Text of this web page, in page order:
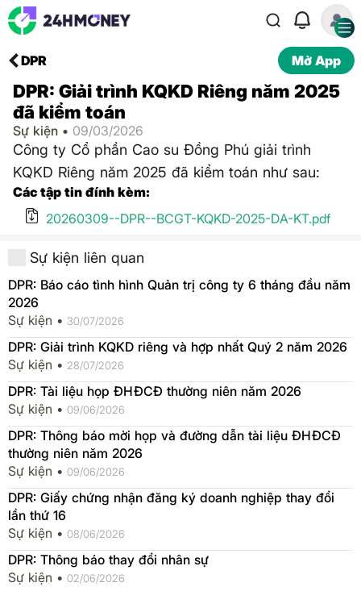
DPR Mở App
DPR: Giải trình KQKD Riêng năm 2025
đã kiểm toán
Sự kiện • 09/03/2026
Công ty Cổ phần Cao su Đồng Phú giải trình
KQKD Riêng năm 2025 đã kiểm toán như sau:
Các tập tin đính kèm:
20260309--DPR--BCGT-KQKD-2025-DA-KT.pdf
Sự kiện liên quan
DPR: Báo cáo tình hình Quản trị công ty 6 tháng đầu năm
2026
Sự kiện • 30/07/2026
DPR: Giải trình KQKD riêng và hợp nhất Quý 2 năm 2026
Sự kiện • 28/07/2026
DPR: Tài liệu họp ĐHĐCĐ thường niên năm 2026
Sự kiện • 09/06/2026
DPR: Thông báo mời họp và đường dẫn tài liệu ĐHĐCĐ
thường niên năm 2026
Sự kiện • 09/06/2026
DPR: Giấy chứng nhận đăng ký doanh nghiệp thay đổi
lần thứ 16
Sự kiện • 08/06/2026
DPR: Thông báo thay đổi nhân sự
Sự kiện • 02/06/2026